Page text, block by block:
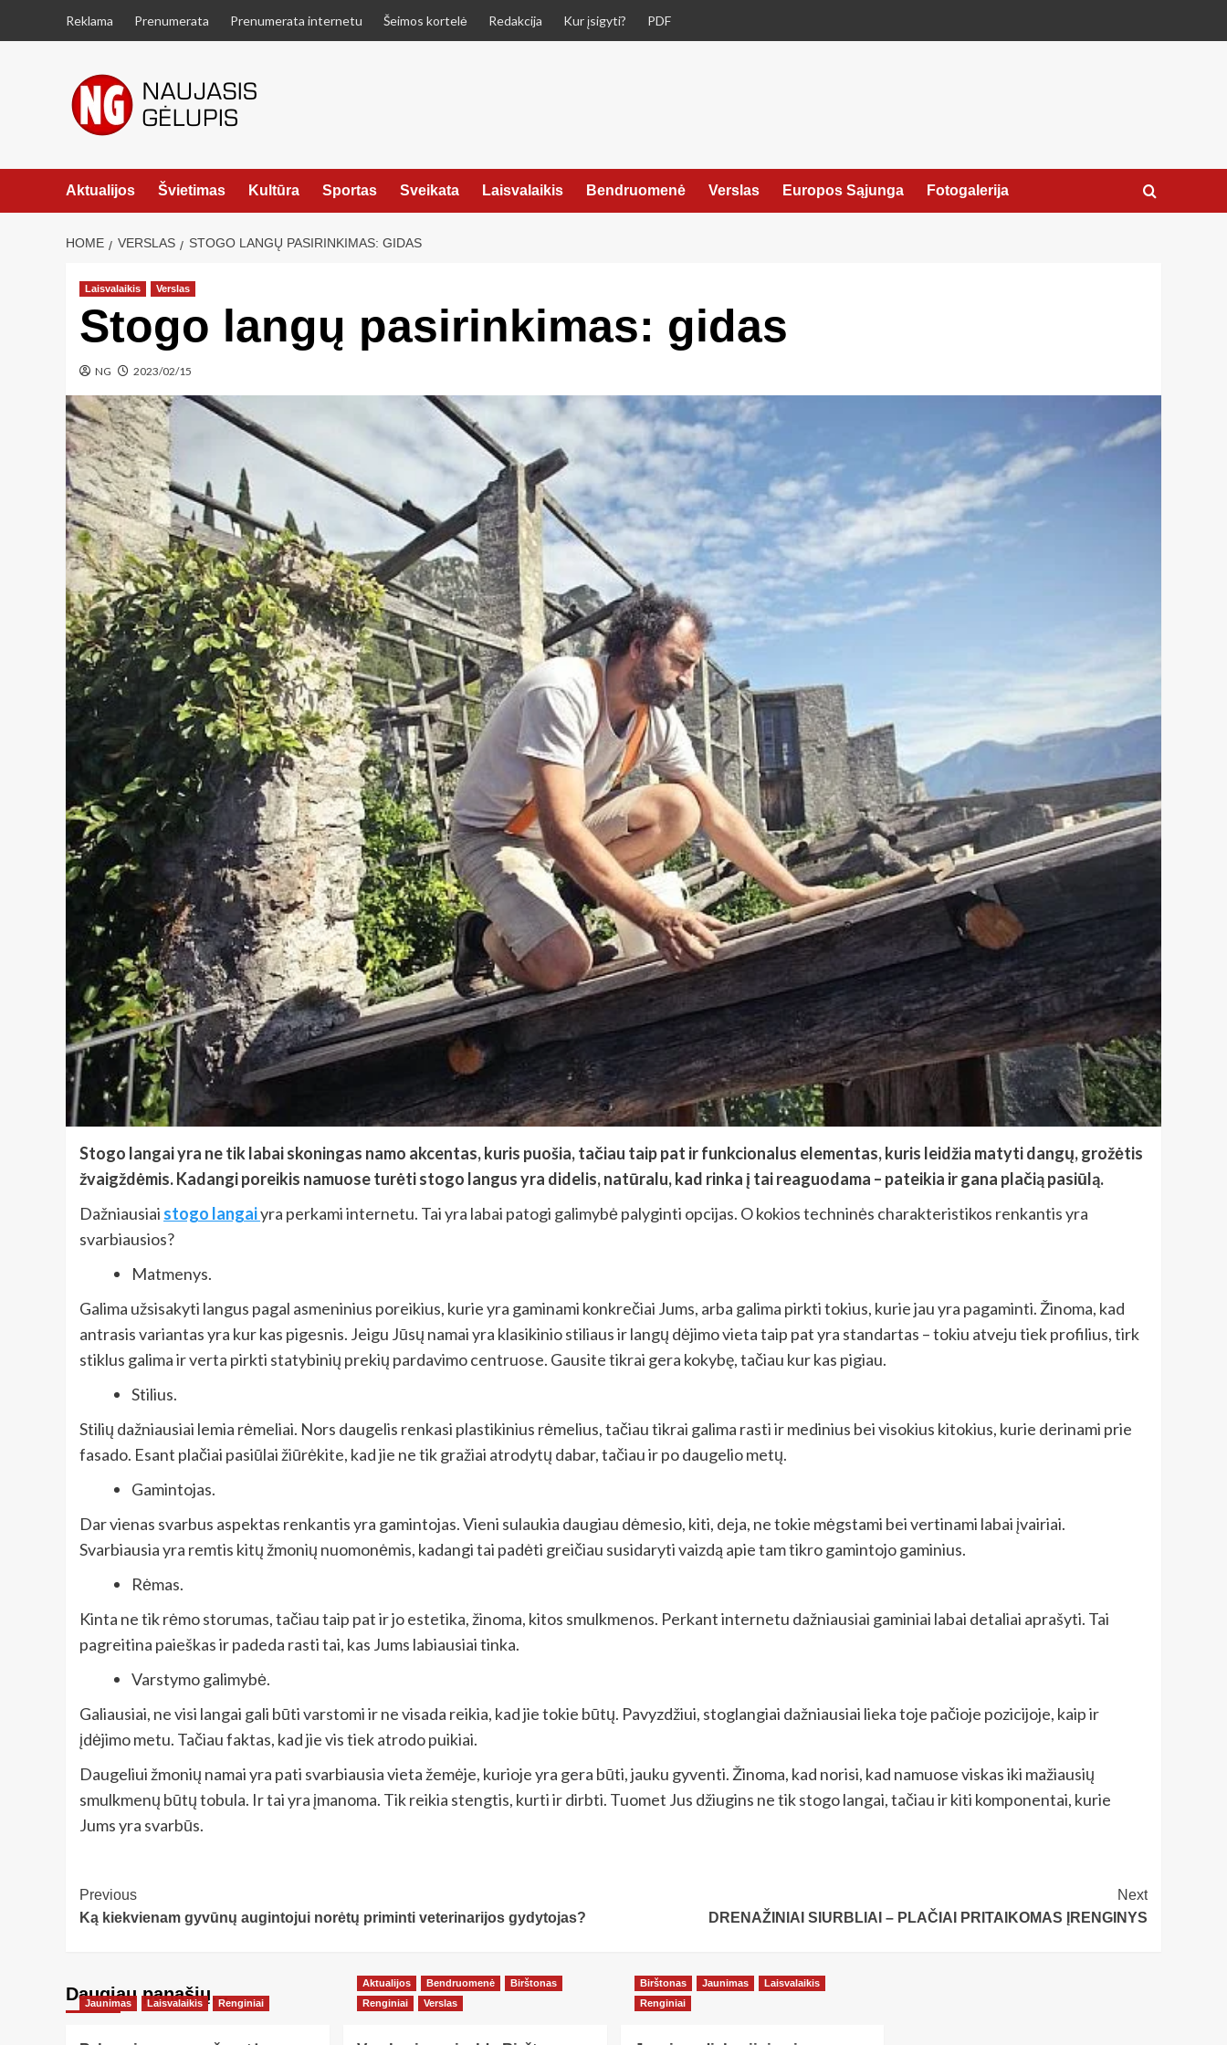
Reklama Prenumerata Prenumerata internetu Šeimos kortelė Redakcija Kur įsigyti? PDF
Aktualijos Švietimas Kultūra Sportas Sveikata Laisvalaikis Bendruomenė Verslas Europos Sąjunga Fotogalerija
HOME VERSLAS STOGO LANGŲ PASIRINKIMAS: GIDAS
Laisvalaikis Verslas
Stogo langų pasirinkimas: gidas
NG 2023/02/15
Stogo langai yra ne tik labai skoningas namo akcentas, kuris puošia, tačiau taip pat ir funkcionalus elementas, kuris leidžia matyti dangų, grožėtis
žvaigždėmis. Kadangi poreikis namuose turėti stogo langus yra didelis, natūralu, kad rinka į tai reaguodama – pateikia ir gana plačią pasiūlą.
Dažniausiai stogo langaiyra perkami internetu. Tai yra labai patogi galimybė palyginti opcijas. O kokios techninės charakteristikos renkantis yra
svarbiausios?
Matmenys.
Galima užsisakyti langus pagal asmeninius poreikius, kurie yra gaminami konkrečiai Jums, arba galima pirkti tokius, kurie jau yra pagaminti. Žinoma, kad
antrasis variantas yra kur kas pigesnis. Jeigu Jūsų namai yra klasikinio stiliaus ir langų dėjimo vieta taip pat yra standartas – tokiu atveju tiek profilius, tirk
stiklus galima ir verta pirkti statybinių prekių pardavimo centruose. Gausite tikrai gera kokybę, tačiau kur kas pigiau.
Stilius.
Stilių dažniausiai lemia rėmeliai. Nors daugelis renkasi plastikinius rėmelius, tačiau tikrai galima rasti ir medinius bei visokius kitokius, kurie derinami prie
fasado. Esant plačiai pasiūlai žiūrėkite, kad jie ne tik gražiai atrodytų dabar, tačiau ir po daugelio metų.
Gamintojas.
Dar vienas svarbus aspektas renkantis yra gamintojas. Vieni sulaukia daugiau dėmesio, kiti, deja, ne tokie mėgstami bei vertinami labai įvairiai.
Svarbiausia yra remtis kitų žmonių nuomonėmis, kadangi tai padėti greičiau susidaryti vaizdą apie tam tikro gamintojo gaminius.
Rėmas.
Kinta ne tik rėmo storumas, tačiau taip pat ir jo estetika, žinoma, kitos smulkmenos. Perkant internetu dažniausiai gaminiai labai detaliai aprašyti. Tai
pagreitina paieškas ir padeda rasti tai, kas Jums labiausiai tinka.
Varstymo galimybė.
Galiausiai, ne visi langai gali būti varstomi ir ne visada reikia, kad jie tokie būtų. Pavyzdžiui, stoglangiai dažniausiai lieka toje pačioje pozicijoje, kaip ir
įdėjimo metu. Tačiau faktas, kad jie vis tiek atrodo puikiai.
Daugeliui žmonių namai yra pati svarbiausia vieta žemėje, kurioje yra gera būti, jauku gyventi. Žinoma, kad norisi, kad namuose viskas iki mažiausių
smulkmenų būtų tobula. Ir tai yra įmanoma. Tik reikia stengtis, kurti ir dirbti. Tuomet Jus džiugins ne tik stogo langai, tačiau ir kiti komponentai, kurie
Jums yra svarbūs.
Post
Navigation
Previous
Ką kiekvienam gyvūnų augintojui norėtų priminti veterinarijos gydytojas?
Next
DRENAŽINIAI SIURBLIAI – PLAČIAI PRITAIKOMAS ĮRENGINYS
Daugiau panašių…
Jaunimas Laisvalaikis Renginiai
Aktualijos Bendruomenė
Birštonas
Renginiai
Verslas
Birštonas Jaunimas
Laisvalaikis
Renginiai